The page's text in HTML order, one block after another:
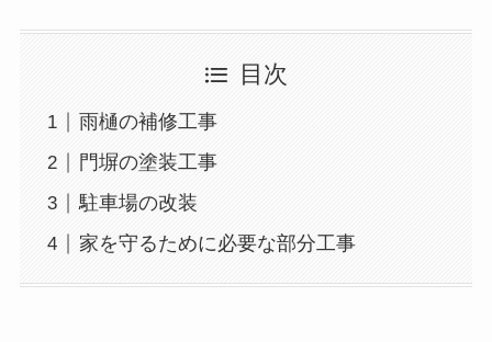
目次
雨樋の補修工事
門塀の塗装工事
駐車場の改装
家を守るために必要な部分工事